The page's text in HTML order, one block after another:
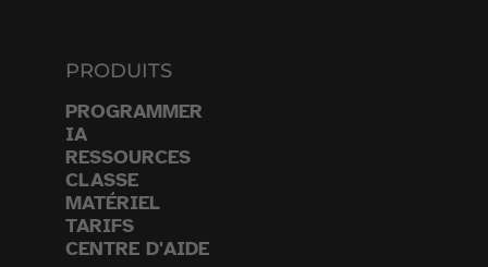
PRODUITS
PROGRAMMER
IA
RESSOURCES
CLASSE
MATÉRIEL
TARIFS
CENTRE D'AIDE